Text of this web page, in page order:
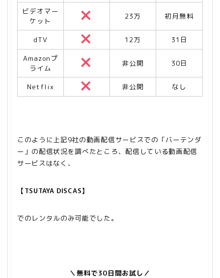
ビデオマー
ケット
23万 初月無料
dTV 12万
31日
Amazonプ
ライム
非公開 30日
Netflix 非公開 なし
このように上記9社の動画配信サービスでの「バーテンダ
ー」の配信状況を調べたところ、配信している動画配信
サービスはなく、
【TSUTAYA DISCAS】
でのレンタルのみ可能でした。
＼無料で30日間お試し／